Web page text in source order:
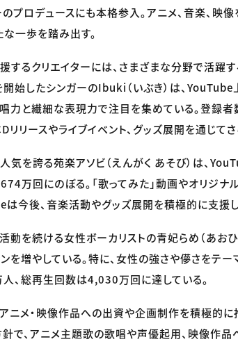
のプロデュースにも本格参入。アニメ、音楽、映
一歩を踏み出す。
するクリエイターには、さまざまな分野で活躍
始したシンガーのIbuki（いぶき）は、
力と繊細な表現力で注目を集めている。登録
リリースやライブイベント、グッズ展開を通じて
気を誇る苑楽アソビ（えんがく あそび）は、
万回にのぼる。「歌ってみた」動画やオリジ
は今後、音楽活動やグッズ展開を積極的に支援し
動を続ける女性ボーカリストの青妃らめ（あお
を増やしている。特に、女性の強さや儚さをテ
、総再生回数は4,030万回に達している。
ニメ・映像作品への出資や企画制作を積極的に
で、アニメ主題歌の歌唱や声優起用、映像作